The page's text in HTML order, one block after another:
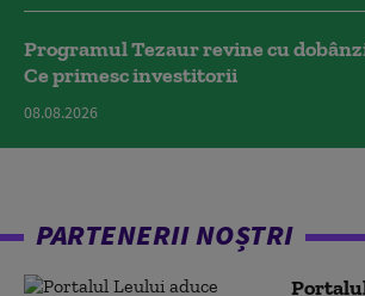
Programul Tezaur revine cu
Ce primesc investitorii
08.08.2026
PARTENERII NOȘTRI